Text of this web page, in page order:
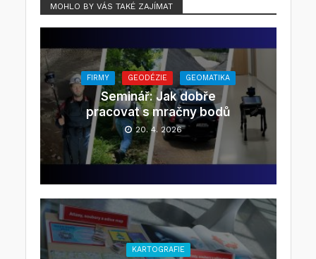
MOHLO BY VÁS TAKÉ ZAJÍMAT
FIRMY GEODÉZIE GEOMATIKA
Seminář: Jak dobře
pracovat s mračny bodů
20. 4. 2026
KARTOGRAFIE